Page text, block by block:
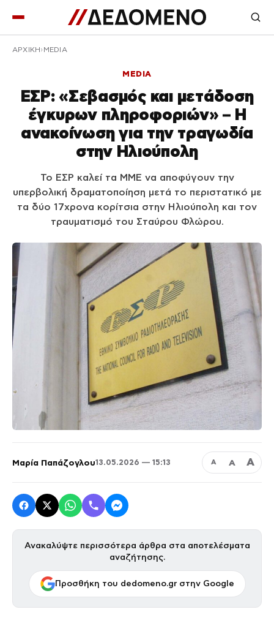
ΑΡΧΙΚΉ MEDIA
MEDIA
ΕΣΡ: «Σεβασμός και μετάδοση
έγκυρων πληροφοριών» – Η
ανακοίνωση για την τραγωδία
στην Ηλιούπολη
Το ΕΣΡ καλεί τα ΜΜΕ να αποφύγουν την
υπερβολική δραματοποίηση μετά το περιστατικό με
τα δύο 17χρονα κορίτσια στην Ηλιούπολη και τον
τραυματισμό του Σταύρου Φλώρου.
Μαρία Παπάζογλου13.05.2026 — 15:13 Α Α Α
Ανακαλύψτε περισσότερα άρθρα στα αποτελέσματα
αναζήτησης.
Προσθήκη του dedomeno.gr στην Google